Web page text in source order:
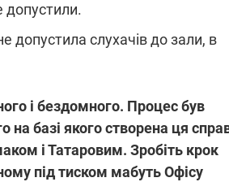
допустили.
допустила слухачів до зали, в
і бездомного. Процес був
базі якого створена ця
і Татаровим. Зробіть крок
під тиском мабуть Офісу